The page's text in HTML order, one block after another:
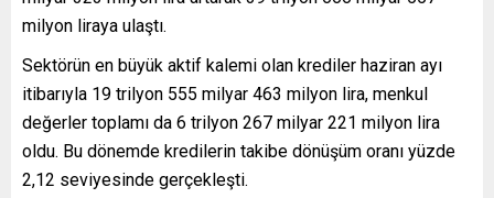
milyon liraya ulaştı.
Sektörün en büyük aktif kalemi olan krediler haziran ayı
itibarıyla 19 trilyon 555 milyar 463 milyon lira, menkul
değerler toplamı da 6 trilyon 267 milyar 221 milyon lira
oldu. Bu dönemde kredilerin takibe dönüşüm oranı yüzde
2,12 seviyesinde gerçekleşti.